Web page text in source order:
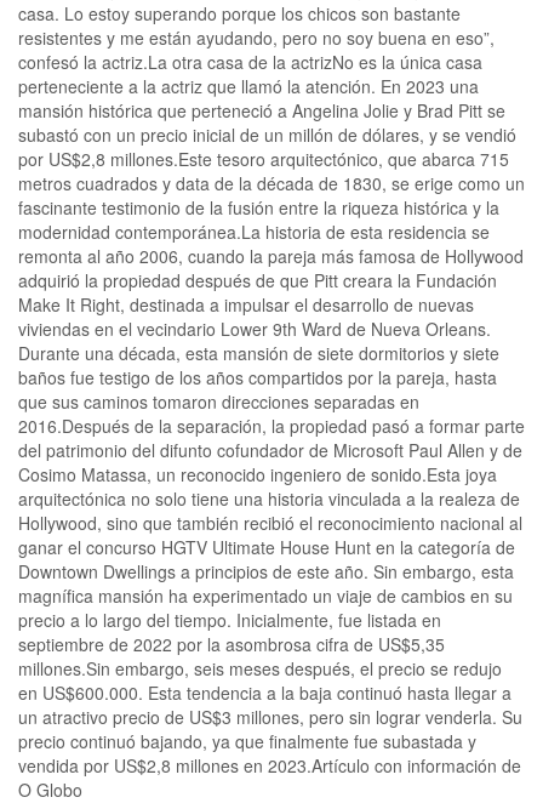
casa. Lo estoy superando porque los chicos son bastante
resistentes y me están ayudando, pero no soy buena en eso”,
confesó la actriz.La otra casa de la actrizNo es la única casa
perteneciente a la actriz que llamó la atención. En 2023 una
mansión histórica que perteneció a Angelina Jolie y Brad Pitt se
subastó con un precio inicial de un millón de dólares, y se vendió
por US$2,8 millones.Este tesoro arquitectónico, que abarca 715
metros cuadrados y data de la década de 1830, se erige como un
fascinante testimonio de la fusión entre la riqueza histórica y la
modernidad contemporánea.La historia de esta residencia se
remonta al año 2006, cuando la pareja más famosa de Hollywood
adquirió la propiedad después de que Pitt creara la Fundación
Make It Right, destinada a impulsar el desarrollo de nuevas
viviendas en el vecindario Lower 9th Ward de Nueva Orleans.
Durante una década, esta mansión de siete dormitorios y siete
baños fue testigo de los años compartidos por la pareja, hasta
que sus caminos tomaron direcciones separadas en
2016.Después de la separación, la propiedad pasó a formar parte
del patrimonio del difunto cofundador de Microsoft Paul Allen y de
Cosimo Matassa, un reconocido ingeniero de sonido.Esta joya
arquitectónica no solo tiene una historia vinculada a la realeza de
Hollywood, sino que también recibió el reconocimiento nacional al
ganar el concurso HGTV Ultimate House Hunt en la categoría de
Downtown Dwellings a principios de este año. Sin embargo, esta
magnífica mansión ha experimentado un viaje de cambios en su
precio a lo largo del tiempo. Inicialmente, fue listada en
septiembre de 2022 por la asombrosa cifra de US$5,35
millones.Sin embargo, seis meses después, el precio se redujo
en US$600.000. Esta tendencia a la baja continuó hasta llegar a
un atractivo precio de US$3 millones, pero sin lograr venderla. Su
precio continuó bajando, ya que finalmente fue subastada y
vendida por US$2,8 millones en 2023.Artículo con información de
O Globo